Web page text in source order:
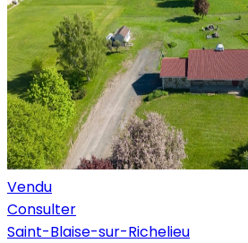
Vendu
Consulter
Saint-Blaise-sur-Richelieu